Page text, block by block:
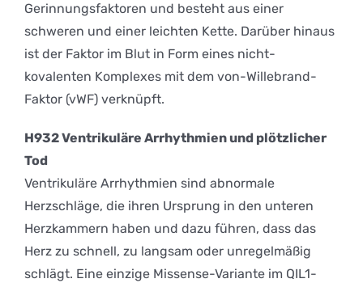
Gerinnungsfaktoren und besteht aus einer
schweren und einer leichten Kette. Darüber hinaus
ist der Faktor im Blut in Form eines nicht-
kovalenten Komplexes mit dem von-Willebrand-
Faktor (vWF) verknüpft.
H932 Ventrikuläre Arrhythmien und plötzlicher
Tod
Ventrikuläre Arrhythmien sind abnormale
Herzschläge, die ihren Ursprung in den unteren
Herzkammern haben und dazu führen, dass das
Herz zu schnell, zu langsam oder unregelmäßig
schlägt. Eine einzige Missense-Variante im QIL1-